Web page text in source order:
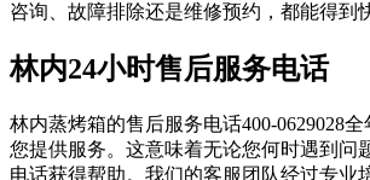
咨询、故障排除还是维修预约，都能得到
林内24小时售后服务电话
林内蒸烤箱的售后服务电话400-0629028
您提供服务。这意味着无论您何时遇到问
电话获得帮助。我们的客服团队经过专业